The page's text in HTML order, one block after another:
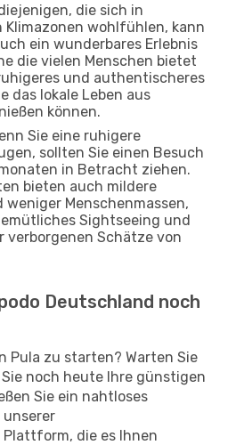
die sich in
Klimazonen wohlfühlen, kann
ein wunderbares Erlebnis
die vielen Menschen bietet
und authentischeres
das lokale Leben aus
können.
Sie eine ruhigere
sollten Sie einen Besuch
in Betracht ziehen.
bieten auch mildere
weniger Menschenmassen,
Sightseeing und
verborgenen Schätze von
Deutschland noch
Pula zu starten? Warten Sie
noch heute Ihre günstigen
Sie ein nahtloses
die es Ihnen